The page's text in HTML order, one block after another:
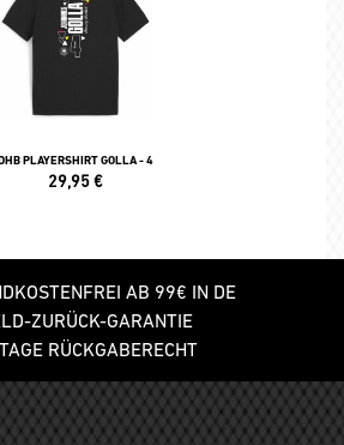
PLAYERSHIRT GOLLA - 4
29,95€
AB 99€ IN DE
ZURÜCK-GARANTIE
RÜCKGABERECHT